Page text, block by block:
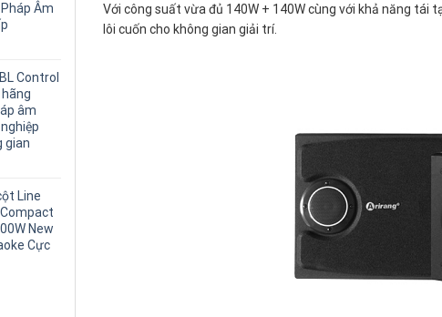
Âm
Control
âm
gian
Line
New
Cực
Với công suất vừa đủ 140W + 140W cùng với khả năng tái
lôi cuốn cho không gian giải trí.